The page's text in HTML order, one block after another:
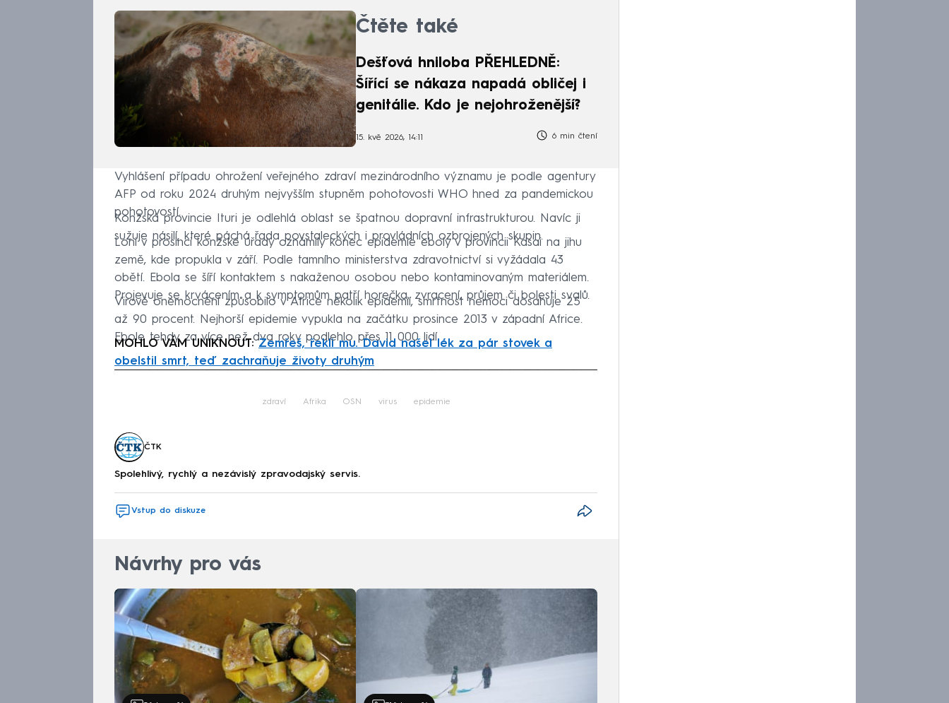
Čtěte také
Dešťová hniloba PŘEHLEDNĚ:
Šířící se nákaza napadá obličej i
genitálie. Kdo je nejohroženější?
15. kvě 2026, 14:11 6 min čtení
Vyhlášení případu ohrožení veřejného zdraví mezinárodního významu je podle agentury
AFP od roku 2024 druhým nejvyšším stupněm pohotovosti WHO hned za pandemickou
pohotovostí.
Konžská provincie Ituri je odlehlá oblast se špatnou dopravní infrastrukturou. Navíc ji
sužuje násilí, které páchá řada povstaleckých i provládních ozbrojených skupin.
Loni v prosinci konžské úřady oznámily konec epidemie eboly v provincii Kasai na jihu
země, kde propukla v září. Podle tamního ministerstva zdravotnictví si vyžádala 43
obětí. Ebola se šíří kontaktem s nakaženou osobou nebo kontaminovaným materiálem.
Projevuje se krvácením a k symptomům patří horečka, zvracení, průjem či bolesti svalů.
Virové onemocnění způsobilo v Africe několik epidemií, smrtnost nemoci dosahuje 25
až 90 procent. Nejhorší epidemie vypukla na začátku prosince 2013 v západní Africe.
Ebole tehdy za více než dva roky podlehlo přes 11 000 lidí.
MOHLO VÁM UNIKNOUT:Zemřeš, řekli mu. David našel lék za pár stovek a
obelstil smrt, teď zachraňuje životy druhým
zdraví Afrika OSN virus epidemie
ČTK
Spolehlivý, rychlý a nezávislý zpravodajský servis.
Vstup do diskuze
Návrhy pro vás